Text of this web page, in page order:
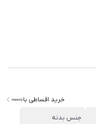
خرید اقساطی با
جنس بدنه